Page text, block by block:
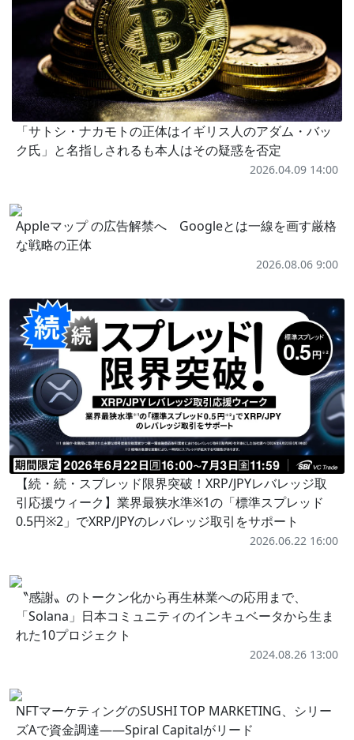
「サトシ・ナカモトの正体はイギリス人のアダム・バッ
ク氏」と名指しされるも本人はその疑惑を否定
2026.04.09 14:00
Appleマップ の広告解禁へ Googleとは一線を画す厳格
な戦略の正体
2026.08.06 9:00
【続・続・スプレッド限界突破！XRP/JPYレバレッジ取
引応援ウィーク】業界最狭水準※1の「標準スプレッド
0.5円※2」でXRP/JPYのレバレッジ取引をサポート
2026.06.22 16:00
〝感謝〟のトークン化から再生林業への応用まで、
「Solana」日本コミュニティのインキュベータから生ま
れた10プロジェクト
2024.08.26 13:00
NFTマーケティングのSUSHI TOP MARKETING、シリー
ズAで資金調達——Spiral Capitalがリード